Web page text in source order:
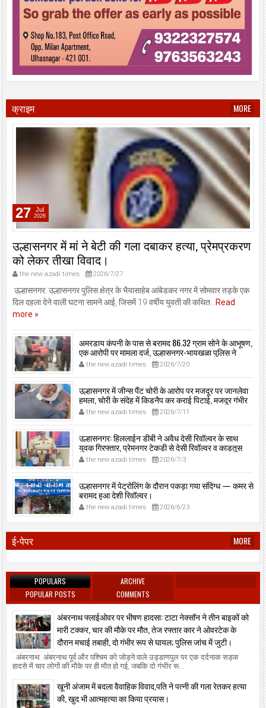
क्राइम MORE
27 Jul
2026
उल्हासनगर में मां ने बेटी की गला दबाकर हत्या, प्रेमप्रकरण
को लेकर तीखा विवाद।
the new azadi times 2026/7/27
उल्हासनगर: उल्हासनगर पुलिस क्षेत्र के भैयासाहेब आंबेडकर नगर में सोमवार तड़के एक
दिल दहला देने वाली घटना सामने आई, जिसमें 19 वर्षीय युवती की कथित...
Read
more »
अमरडाय कंपनी के पास से बरामद 86.32 ग्राम सोने के आभूषण,
एक आरोपी पर मामला दर्ज, उल्हासनगर-भायखळा पुलिस ने
घरफोड़ियों के संबंध में एक आरोपी से महत्वपूर्ण पूछताछ के बाद
आरोपी के साथी के ठिकाने से 10,90,261 रुपये मूल्य के सोने के
आभूषण बरामद किए।
the new azadi times 2026/7/20
उल्हासनगर में जीन्स पैंट चोरी के आरोप पर मजदूर पर जानलेवा
हमला, चोरी के संदेह में किडनैप कर कराई पिटाई, मजदूर गंभीर
रूप से जख्मी।
the new azadi times 2026/7/11
उल्हासनगर: हिललाईन डीबी ने अवैध देसी रिवॉल्वर के साथ
युवक गिरफ्तार, प्रेमनगर टेकडी से देसी रिवॉल्वर व काडतूस
जप्त, इलीगल हथियार साथ पकड़ा गया युवक एक दिन की
पोलीस कोठडी में।
the new azadi times 2026/7/3
उल्हासनगर में पेट्रोलिंग के दौरान पकड़ा गया संदिग्ध — कमर से
बरामद हुआ देशी रिवॉल्वर।
the new azadi times 2026/6/23
ई-पेपर MORE
POPULARS
ARCHIVE
POPULAR POSTS
COMMENTS
अंबरनाथ फ्लाईओवर पर भीषण हादसा: टाटा नेक्सॉन ने तीन बाइकों को
मारी टक्कर, चार की मौके पर मौत, तेज रफ्तार कार ने ओवरटेक के
दौरान मचाई तबाही, दो गंभीर रूप से घायल; पुलिस जांच में जुटी।
अंबरनाथ: अंबरनाथ पूर्व और पश्चिम को जोड़ने वाले उड्डाणपुल पर एक दर्दनाक सड़क
हादसे में चार लोगों की मौके पर ही मौत हो गई, जबकि दो गंभीर रू...
खूनी अंजाम में बदला वैवाहिक विवाद,पति ने पत्नी की गला रेतकर हत्या
की, खुद भी आत्महत्या का किया प्रयास।